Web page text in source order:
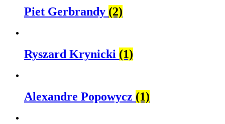
Piet Gerbrandy (2)
Ryszard Krynicki (1)
Alexandre Popowycz (1)